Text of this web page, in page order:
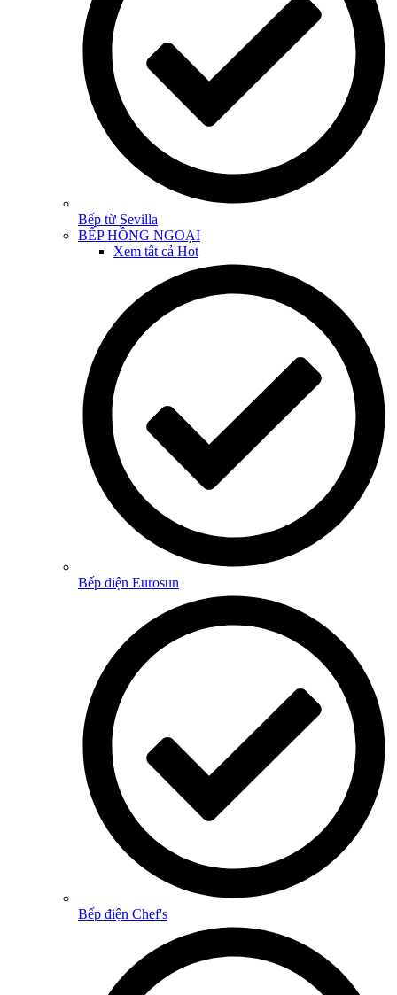
Bếp từ Sevilla
BẾP HỒNG NGOẠI
Xem tất cả Hot
Bếp điện Eurosun
Bếp điện Chef's